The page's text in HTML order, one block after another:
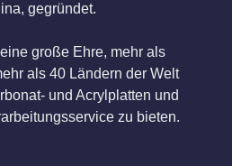
gegründet.
große Ehre, mehr als
als 40 Ländern der Welt
und Acrylplatten und
zu bieten.